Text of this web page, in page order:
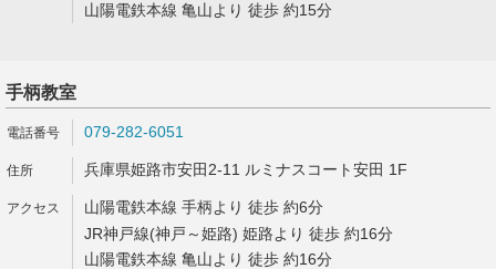
山陽電鉄本線 亀山より 徒歩 約15分
手柄教室
079-282-6051
兵庫県姫路市安田2-11 ルミナスコート安田 1F
山陽電鉄本線 手柄より 徒歩 約6分
JR神戸線(神戸～姫路) 姫路より 徒歩 約16分
山陽電鉄本線 亀山より 徒歩 約16分